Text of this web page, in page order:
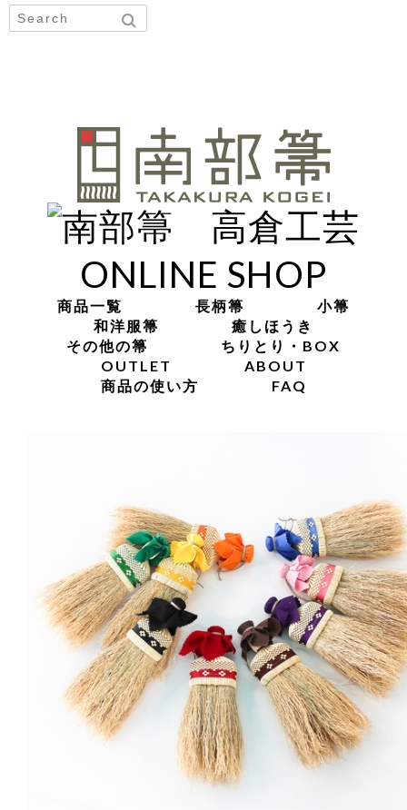
ONLINE SHOP
商品一覧 長柄箒
小箒
和洋服箒
癒しほうき
その他の箒
ちりとり・BOX
OUTLET
ABOUT
商品の使い方
FAQ